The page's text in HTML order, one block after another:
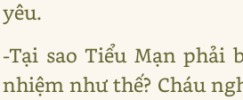
yêu.
-Tại sao Tiểu Mạn phải
nhiệm như thế? Cháu